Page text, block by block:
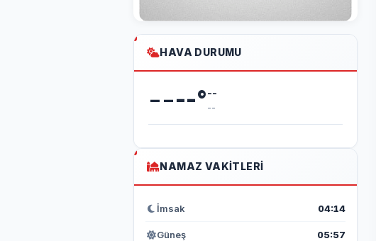
HAVA DURUMU
----°--
--
NAMAZ VAKITLERI
İmsak 04:14
Güneş 05:57